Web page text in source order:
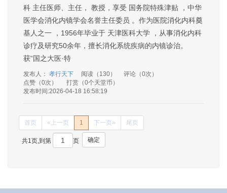
科 主任医师、主任， 教授，享受 国务院特殊津贴 ，中华
医学会消化内镜学会名誉主任委员 。作为医院消化内科奠
基人之一 ，1956年毕业于 天津医科大学 ，从事消化内科
诊疗及研究50余年，擅长消化系统疾病的内镜诊治。
获“国之大医·特
发布人： 孝行天下 阅读（130）
评论（0次）
点赞（0次）
打赏（0个天堂币）
发布时间:2026-04-18 16:58:19
首页 «上一页 1 下一页» 尾页
共1页,到第 页 确定